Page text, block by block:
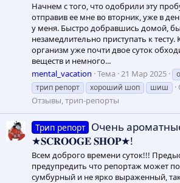
Начнем с того, что одобрили эту
отправив ее мне во вторник, уже в
у меня. Быстро добравшись домой,
незамедлительно приступать к
организм уже почти двое суток
веществ и немного...
mental_vacation Тема 21 Мар 2025
трип репорт
хороший шоп шиш
Отзывы, трип-репорты
Трип репорт Очень
★𝐒𝐂𝐑𝐎𝐎𝐆𝐄 𝐒𝐇𝐎𝐏★!
Всем доброго времени суток!!!
предупредить что репортаж может
сумбурный и не ярко выраженный,